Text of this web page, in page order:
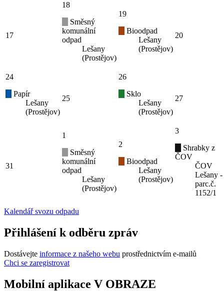
17
18
Směsný
komunální
odpad
Lešany
(Prostějov)
19
Bioodpad
Lešany
(Prostějov)
20
24
Papír
Lešany
(Prostějov)
25
26
Sklo
Lešany
(Prostějov)
27
31
1
Směsný
komunální
odpad
Lešany
(Prostějov)
2
Bioodpad
Lešany
(Prostějov)
3
Shrabky z
ČOV
ČOV
Lešany -
parc.č.
1152/1
Kalendář svozu odpadu
Přihlášení k odběru zpráv
Dostávejte informace z našeho webu prostřednictvím e-mailů
Chci se zaregistrovat
Mobilní aplikace V OBRAZE